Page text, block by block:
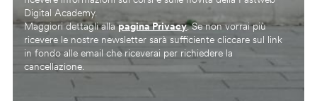
Digital Academy.
Maggiori dettagli allapagina Privacy. Se non vorrai più
ricevere le nostre newsletter sarà sufficiente cliccare sul link
in fondo alle email che riceverai per richiedere la
cancellazione.